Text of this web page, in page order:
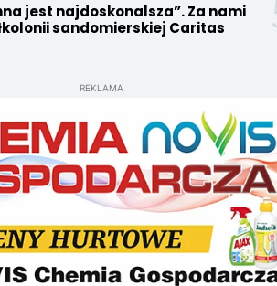
jest najdoskonalsza”. Za nami
sandomierskiej Caritas
REKLAMA